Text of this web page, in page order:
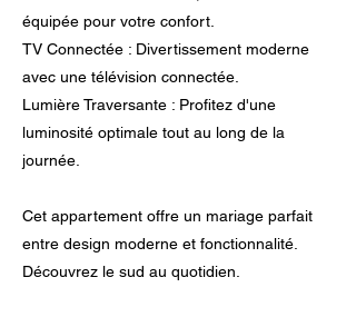
équipée pour votre confort.
TV Connectée : Divertissement moderne
avec une télévision connectée.
Lumière Traversante : Profitez d'une
luminosité optimale tout au long de la
journée.
Cet appartement offre un mariage parfait
entre design moderne et fonctionnalité.
Découvrez le sud au quotidien.